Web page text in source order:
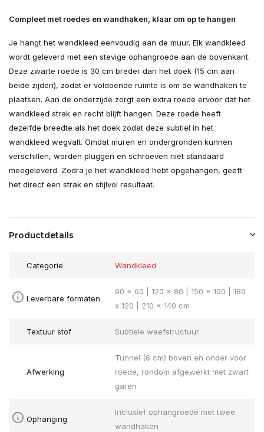
Compleet met roedes en wandhaken, klaar om op te hangen
Je hangt het wandkleed eenvoudig aan de muur. Elk wandkleed
wordt geleverd met een stevige ophangroede aan de bovenkant.
Deze zwarte roede is 30 cm breder dan het doek (15 cm aan
beide zijden), zodat er voldoende ruimte is om de wandhaken te
plaatsen. Aan de onderzijde zorgt een extra roede ervoor dat het
wandkleed strak en recht blijft hangen. Deze roede heeft
dezelfde breedte als het doek zodat deze subtiel in het
wandkleed wegvalt. Omdat muren en ondergronden kunnen
verschillen, worden pluggen en schroeven niet standaard
meegeleverd. Zodra je het wandkleed hebt opgehangen, geeft
het direct een strak en stijlvol resultaat.
Productdetails
Categorie Wandkleed
Leverbare formaten
90 x 60 | 120 x 80 | 150 x 100 | 180
x 120 | 210 x 140 cm
Textuur stof Subtiele weefstructuur
Afwerking
Tunnel (6 cm) boven en onder voor
roede, rondom afgewerkt met zwart
garen
Ophanging
Inclusief ophangroede met twee
wandhaken